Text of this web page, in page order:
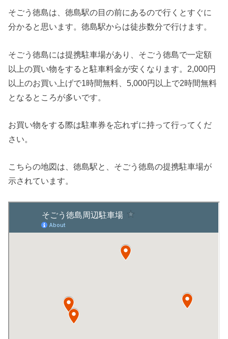
そごう徳島は、徳島駅の目の前にあるので行くとすぐに
分かると思います。徳島駅からは徒歩数分で行けます。
そごう徳島には提携駐車場があり、そごう徳島で一定額
以上の買い物をすると駐車料金が安くなります。2,000円
以上のお買い上げで1時間無料、5,000円以上で2時間無料
となるところが多いです。
お買い物をする際は駐車券を忘れずに持って行ってくだ
さい。
こちらの地図は、徳島駅と、そごう徳島の提携駐車場が
示されています。